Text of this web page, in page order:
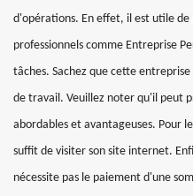
d'opérations. En effet, il est utile
professionnels comme Entreprise
tâches. Sachez que cette
de travail. Veuillez noter qu'il peut
abordables et avantageuses. Pour
suffit de visiter son site internet.
nécessite pas le paiement d'une